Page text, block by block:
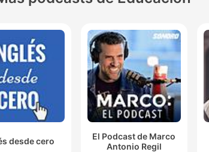
desde cero
El Podcast de Marco
Antonio Regil